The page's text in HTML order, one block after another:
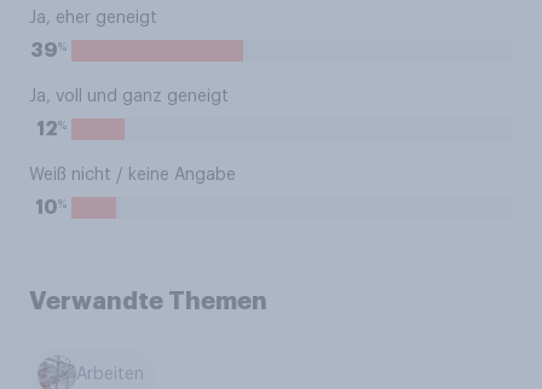
Ja, eher geneigt
39%
Ja, voll und ganz geneigt
12%
Weiß nicht / keine Angabe
10%
Verwandte Themen
Arbeiten